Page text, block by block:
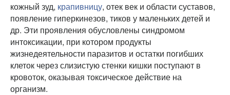
кожный зуд, крапивницу, отек век и области суставов,
появление гиперкинезов, тиков у маленьких детей и
др. Эти проявления обусловлены синдромом
интоксикации, при котором продукты
жизнедеятельности паразитов и остатки погибших
клеток через слизистую стенки кишки поступают в
кровоток, оказывая токсическое действие на
организм.